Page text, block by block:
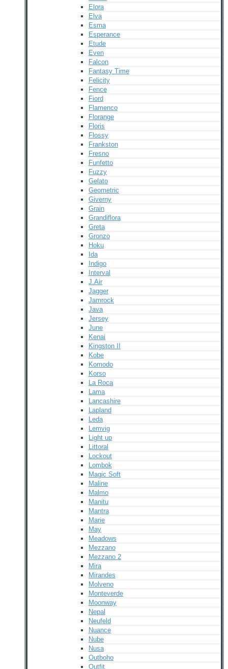
Elora
Elva
Esma
Esperance
Etude
Even
Falcon
Fantasy Time
Felicity
Fence
Fiord
Flamenco
Florange
Floris
Flossy
Frankston
Fresno
Funfetto
Fuzzy
Gelato
Geometric
Giverny
Grain
Grandiflora
Greta
Gronzo
Hoku
Ida
Indigo
Interval
J.Air
Jagger
Jamrock
Java
Jersey
June
Kenai
Kingston II
Kobe
Komodo
Korso
La Roca
Lama
Lancashire
Lapland
Leda
Lemvig
Light up
Littoral
Lockout
Lombok
Magic Soft
Maline
Malmo
Manitu
Mantra
Marie
May
Meadows
Mezzano
Mezzano 2
Mira
Mirandes
Molveno
Monteverde
Moonway
Nepal
Neufeld
Nuance
Nube
Nusa
Outboho
Outfit